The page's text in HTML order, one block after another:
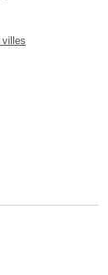
villes